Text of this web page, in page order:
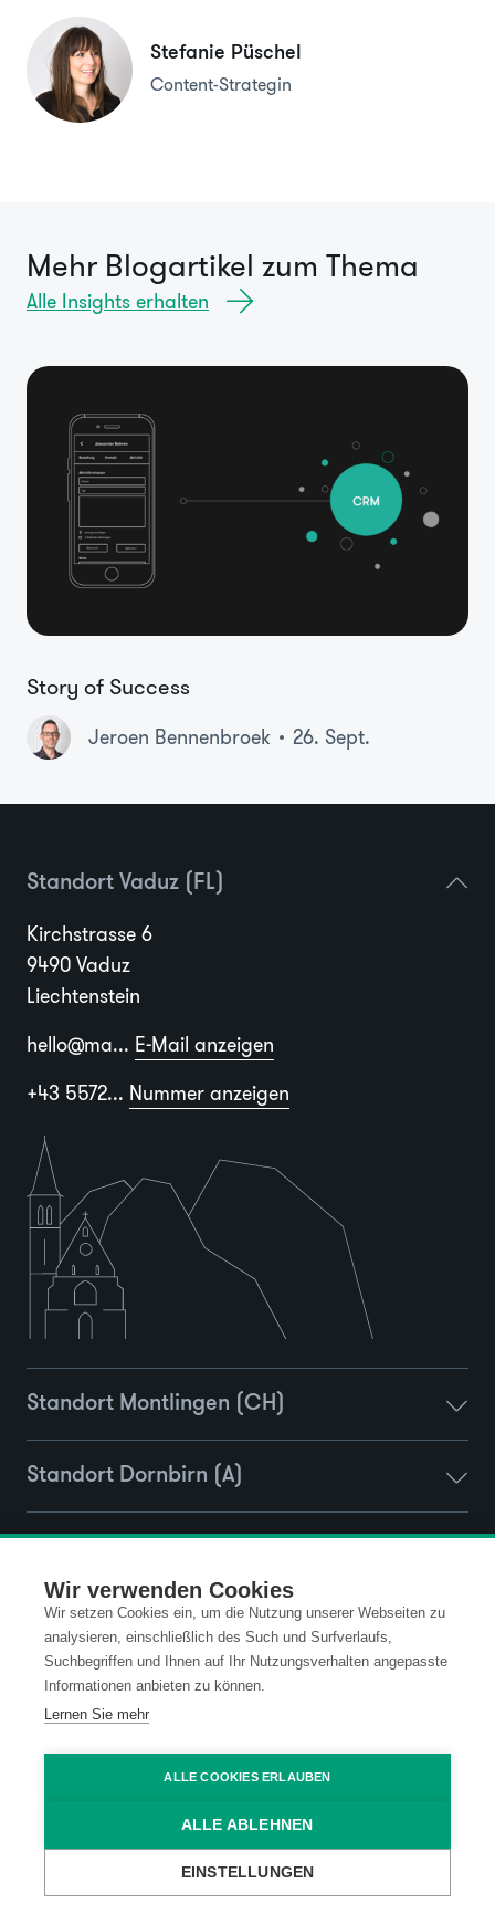
Wir verwenden Cookies
Wir setzen Cookies ein, um die Nutzung unserer Webseiten zu
analysieren, einschließlich des Such und Surfverlaufs,
Suchbegriffen und Ihnen auf Ihr Nutzungsverhalten angepasste
Informationen anbieten zu können.
Lernen Sie mehr
ALLE COOKIES ERLAUBEN
ALLE ABLEHNEN
EINSTELLUNGEN
Stefanie Püschel
Content-Strategin
Mehr Blogartikel zum Thema
Alle Insights erhalten
Story of Success
Jeroen Bennenbroek 26. Sept.
Standort Vaduz (FL)
Kirchstrasse 6
9490 Vaduz
Liechtenstein
hello@ma... E-Mail anzeigen
+43 5572... Nummer anzeigen
Standort Montlingen (CH)
Standort Dornbirn (A)
Standort Ravensburg (D)
Kontakt
AGB
Code of Conduct